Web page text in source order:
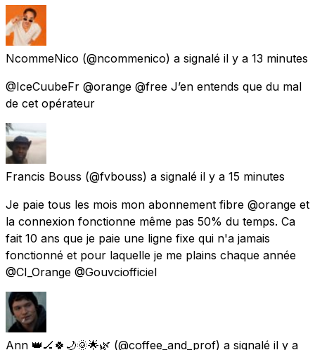
NcommeNico (@ncommenico) a signalé il y a 13 minutes
@IceCuubeFr @orange @free J’en entends que du mal
de cet opérateur
Francis Bouss (@fvbouss) a signalé il y a 15 minutes
Je paie tous les mois mon abonnement fibre @orange et
la connexion fonctionne même pas 50% du temps. Ca
fait 10 ans que je paie une ligne fixe qui n'a jamais
fonctionné et pour laquelle je me plains chaque année
@CI_Orange @Gouvciofficiel
Ann 👑🏒🍀🌙🌞🌟🌿 (@coffee_and_prof) a signalé il y a